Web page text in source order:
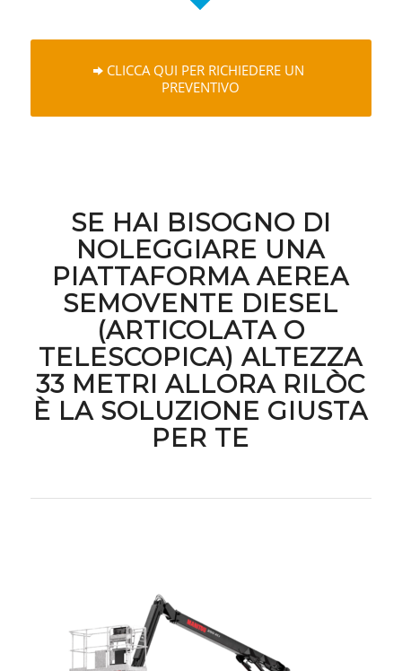
CLICCA QUI PER RICHIEDERE UN
PREVENTIVO
SE HAI BISOGNO DI
NOLEGGIARE UNA
PIATTAFORMA AEREA
SEMOVENTE DIESEL
(ARTICOLATA O
TELESCOPICA) ALTEZZA
33 METRI ALLORA RILÒC
È LA SOLUZIONE GIUSTA
PER TE